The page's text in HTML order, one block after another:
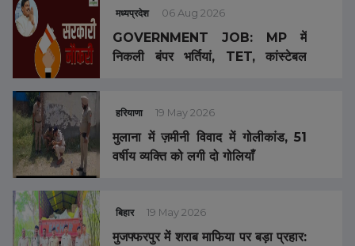
मध्यप्रदेश 06 Aug 2026
GOVERNMENT JOB: MP में
निकली बंपर भर्तियां, TET, कांस्टेबल
हरियाणा 19 May 2026
मुलाना में ज़मीनी विवाद में गोलीकांड, 51
वर्षीय व्यक्ति को लगी दो गोलियाँ
बिहार 19 May 2026
मुजफ्फरपुर में शराब माफिया पर बड़ा प्रहार: